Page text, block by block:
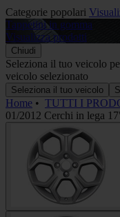
Categorie popolari
Tappetini in gomma
Visualizza prodotti
Chiudi
Seleziona il tuo veicolo
veicolo selezionato
Seleziona il tuo veicolo
Home • TUTTI I
01/2012 Cerchi in lega